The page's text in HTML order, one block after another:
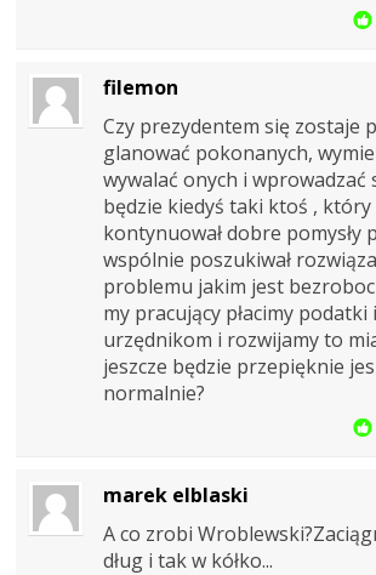
filemon
Czy prezydentem się zostaje
glanować pokonanych,
wywalać onych i wprowadzać
będzie kiedyś taki ktoś , który
kontynuował dobre pomysły
wspólnie poszukiwał
problemu jakim jest
my pracujący płacimy podatki
urzędnikom i rozwijamy to
jeszcze będzie przepięknie
normalnie?
marek elblaski
A co zrobi
dług i tak w kółko...